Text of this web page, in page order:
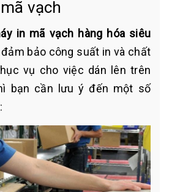
vạch
in mã vạch hàng hóa siêu
bảo công suất in và chất
vụ cho việc dán lên trên
bạn cần lưu ý đến một số